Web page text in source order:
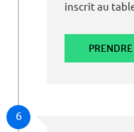
inscrit au
6